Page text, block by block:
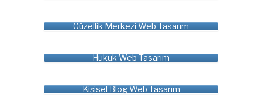
Güzellik Merkezi Web Tasarım
Hukuk Web Tasarım
Kişisel Blog Web Tasarım